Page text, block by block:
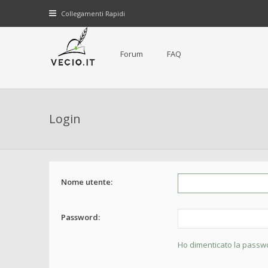
Collegamenti Rapidi
Forum FAQ
Login
Nome utente:
Password:
Ho dimenticato la